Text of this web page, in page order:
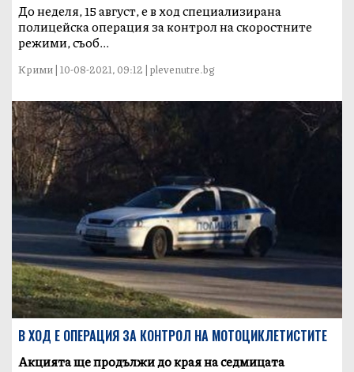
До неделя, 15 август, е в ход специализирана
полицейска операция за контрол на скоростните
режими, съоб...
Крими | 10-08-2021, 09:12 | plevenutre.bg
В ХОД Е ОПЕРАЦИЯ ЗА КОНТРОЛ НА МОТОЦИКЛЕТИСТИТЕ
Акцията ще продължи до края на седмицата